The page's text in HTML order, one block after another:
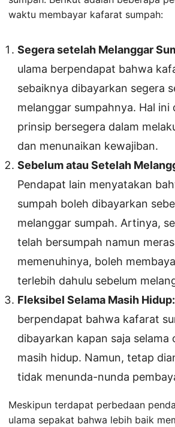
waktu membayar kafarat sumpah:
Segera setelah Melanggar
ulama berpendapat bahwa
sebaiknya dibayarkan segera
melanggar sumpahnya. Hal ini
prinsip bersegera dalam
dan menunaikan kewajiban.
Sebelum atau Setelah
Pendapat lain menyatakan
sumpah boleh dibayarkan
melanggar sumpah. Artinya,
telah bersumpah namun
memenuhinya, boleh
terlebih dahulu sebelum
Fleksibel Selama Masih Hidup:
berpendapat bahwa kafarat
dibayarkan kapan saja selama
masih hidup. Namun, tetap
tidak menunda-nunda
Meskipun terdapat perbedaan
ulama sepakat bahwa lebih baik